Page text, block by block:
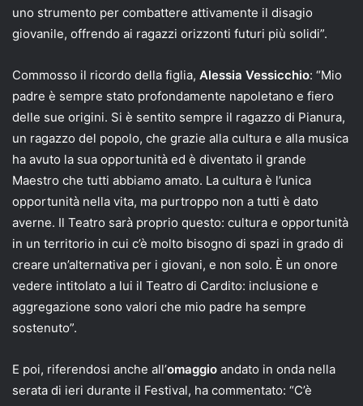
uno strumento per combattere attivamente il disagio
giovanile, offrendo ai ragazzi orizzonti futuri più solidi”.
Commosso il ricordo della figlia, Alessia Vessicchio: “Mio
padre è sempre stato profondamente napoletano e fiero
delle sue origini. Si è sentito sempre il ragazzo di Pianura,
un ragazzo del popolo, che grazie alla cultura e alla musica
ha avuto la sua opportunità ed è diventato il grande
Maestro che tutti abbiamo amato. La cultura è l’unica
opportunità nella vita, ma purtroppo non a tutti è dato
averne. Il Teatro sarà proprio questo: cultura e opportunità
in un territorio in cui c’è molto bisogno di spazi in grado di
creare un’alternativa per i giovani, e non solo. È un onore
vedere intitolato a lui il Teatro di Cardito: inclusione e
aggregazione sono valori che mio padre ha sempre
sostenuto”.
E poi, riferendosi anche all’omaggio andato in onda nella
serata di ieri durante il Festival, ha commentato: “C’è